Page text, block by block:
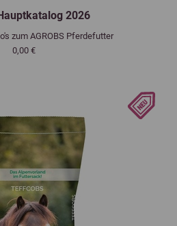
2026
zum AGROBS Pferdefutter
0,00 €